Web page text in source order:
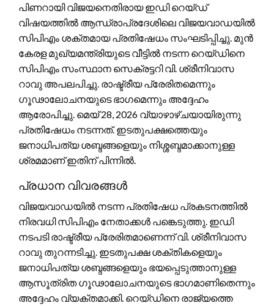
പിണറായി വിജയനെതിരായ ഇഡി റെയ്ഡ്
വിഷയത്തിൽ ആന്ധ്രാപ്രദേശിലെ വിജയവാഡയിൽ
സിപിഎം ശക്തമായ പ്രതിഷേധം സംഘടിപ്പിച്ചു. മുൻ
കേരള മുഖ്യമന്ത്രിയുടെ വീട്ടിൽ നടന്ന റെയ്ഡിനെ
സിപിഎം സംസ്ഥാന സെക്രട്ടറി വി. ശ്രീനിവാസ
റാവു അപലപിച്ചു. രാഷ്ട്രീയ പ്രേരിതമെന്നും
ഗൂഢാലോചനയുടെ ഭാഗമെന്നും അദ്ദേഹം
ആരോപിച്ചു. മെയ് 28, 2026 വ്യാഴാഴ്ചയായിരുന്നു
പ്രതിഷേധം നടന്നത്. ഇടതുപക്ഷത്തെയും
ജനാധിപത്യ ശബ്ദങ്ങളെയും നിശ്ശബ്ദമാക്കാനുള്ള
ശ്രമമാണ് ഇതിന് പിന്നിൽ.
പ്രധാന വിവരങ്ങൾ
വിജയവാഡയിൽ നടന്ന പ്രതിഷേധ പ്രകടനത്തിൽ
നിരവധി സിപിഎം നേതാക്കൾ പങ്കെടുത്തു. ഇഡി
നടപടി രാഷ്ട്രീയ പ്രേരിതമാണെന്ന് വി. ശ്രീനിവാസ
റാവു തുറന്നടിച്ചു. ഇടതുപക്ഷ ശക്തികളെയും
ജനാധിപത്യ ശബ്ദങ്ങളെയും ഭയപ്പെടുത്താനുള്ള
ആസൂത്രിത ഗൂഢാലോചനയുടെ ഭാഗമാണിതെന്നും
അദ്ദേഹം വ്യക്തമാക്കി. റെയ്ഡിനെ രാജ്യത്തെ